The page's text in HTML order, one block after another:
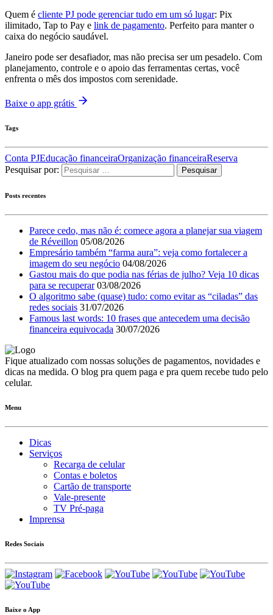
Quem é cliente PJ pode gerenciar tudo em um só lugar: Pix
ilimitado, Tap to Pay e link de pagamento. Perfeito para manter o
caixa do negócio saudável.
Janeiro pode ser desafiador, mas não precisa ser um pesadelo. Com
planejamento, controle e o apoio das ferramentas certas, você
enfrenta o mês dos impostos com serenidade.
Baixe o app grátis
Tags
Conta PJEducação financeiraOrganização financeiraReserva
Pesquisar por:
Posts recentes
Parece cedo, mas não é: comece agora a planejar sua viagem
de Réveillon 05/08/2026
Empresário também “farma aura”: veja como fortalecer a
imagem do seu negócio 04/08/2026
Gastou mais do que podia nas férias de julho? Veja 10 dicas
para se recuperar 03/08/2026
O algoritmo sabe (quase) tudo: como evitar as “ciladas” das
redes sociais 31/07/2026
Famous last words: 10 frases que antecedem uma decisão
financeira equivocada 30/07/2026
Fique atualizado com nossas soluções de pagamentos, novidades e
dicas na medida. O blog pra quem paga e pra quem recebe tudo pelo
celular.
Menu
Dicas
Serviços
Recarga de celular
Contas e boletos
Cartão de transporte
Vale-presente
TV Pré-paga
Imprensa
Redes Sociais
Baixe o App